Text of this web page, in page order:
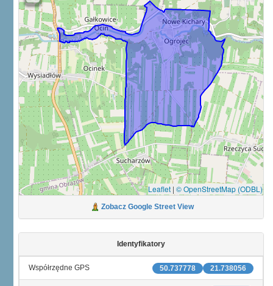
Leaflet | © OpenStreetMap (ODBL)
Zobacz Google Street View
Identyfikatory
21.738056
50.737778
Współrzędne GPS